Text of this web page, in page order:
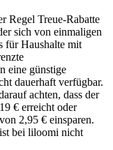
Regel Treue-Rabatte
sich von einmaligen
für Haushalte mit
eine günstige
dauerhaft verfügbar.
achten, dass der
€ erreicht oder
2,95 € einsparen.
bei liloomi nicht